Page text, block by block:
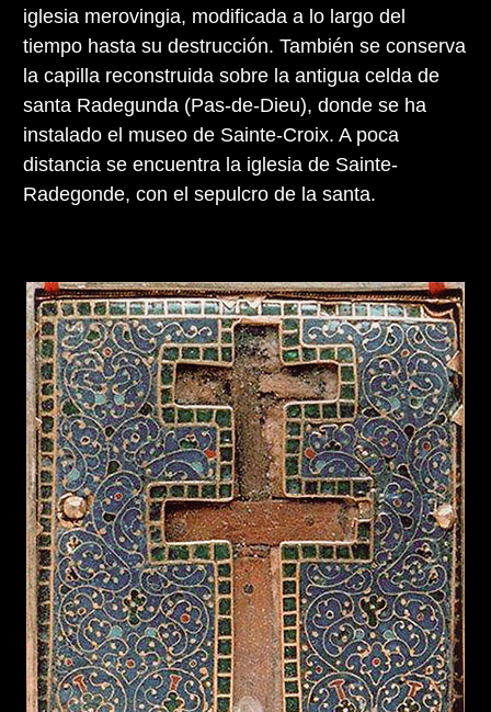
iglesia merovingia, modificada a lo largo del
tiempo hasta su destrucción. También se conserva
la capilla reconstruida sobre la antigua celda de
santa Radegunda (Pas-de-Dieu), donde se ha
instalado el museo de Sainte-Croix. A poca
distancia se encuentra la iglesia de Sainte-
Radegonde, con el sepulcro de la santa.